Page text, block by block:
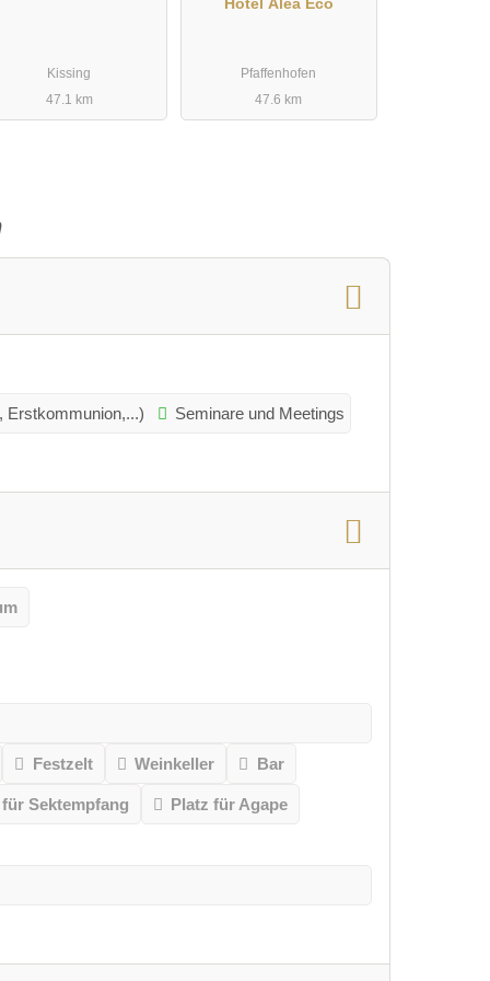
Kissing
47.1 km
Hotel Alea Eco
Pfaffenhofen
47.6 km
Erstkommunion,...) Seminare und Meetings
Festzelt Weinkeller Bar
Sektempfang Platz für Agape